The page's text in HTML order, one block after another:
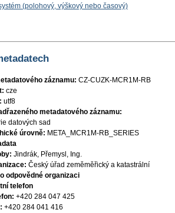
(polohový, výškový nebo časový)
záznamu: CZ-CUZK-MCR1M-RB
cze
utf8
metadatového záznamu:
datových sad
úrovně: META_MCR1M-RB_SERIES
Jindrák, Přemysl, Ing.
Český úřad zeměměřický a katastrální
odpovědné organizaci
telefon
+420 284 047 425
+420 284 041 416